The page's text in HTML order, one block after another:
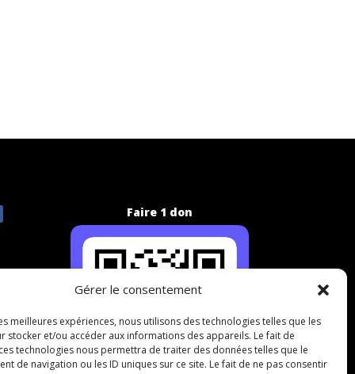
Gérer le consentement
meilleures expériences, nous utilisons des technologies telles que les
stocker et/ou accéder aux informations des appareils. Le fait de
technologies nous permettra de traiter des données telles que le
de navigation ou les ID uniques sur ce site. Le fait de ne pas consentir
Faire 1 don